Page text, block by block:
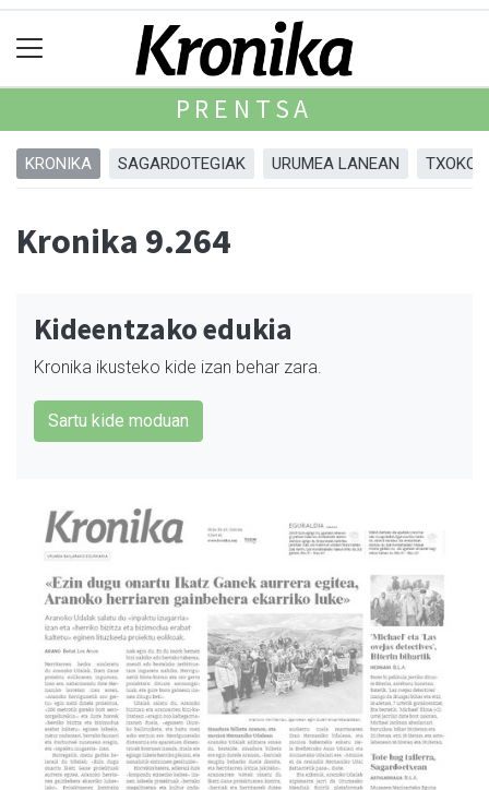
PRENTSA
KRONIKA SAGARDOTEGIAK URUMEA LANEAN
Kronika 9.264
Kideentzako edukia
Kronika ikusteko kide izan behar zara.
Sartu kide moduan